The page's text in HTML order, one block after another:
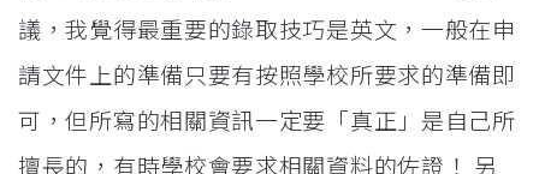
議，我覺得最重要的錄取技巧是英文，一般在申
請文件上的準備只要有按照學校所要求的準備即
可，但所寫的相關資訊一定要「真正」是自己所
擅長的，有時學校會要求相關資料的佐證！ 另